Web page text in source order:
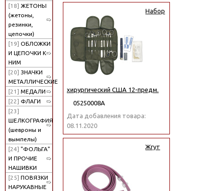
[18] ЖЕТОНЫ
(жетоны,
резинки,
цепочки)
[19] ОБЛОЖКИ
И ЦЕПОЧКИ К
НИМ
[20] ЗНАЧКИ
МЕТАЛЛИЧЕСКИЕ
[21] МЕДАЛИ
[22] ФЛАГИ
[23]
ШЕЛКОГРАФИЯ
(шевроны и
вымпелы)
[24] "ФОЛЬГА"
И ПРОЧИЕ
НАШИВКИ
[25] ПОВЯЗКИ
НАРУКАВНЫЕ
Набор
хирургический США 12-предм.
05250008А
Дата добавления товара:
08.11.2020
Жгут